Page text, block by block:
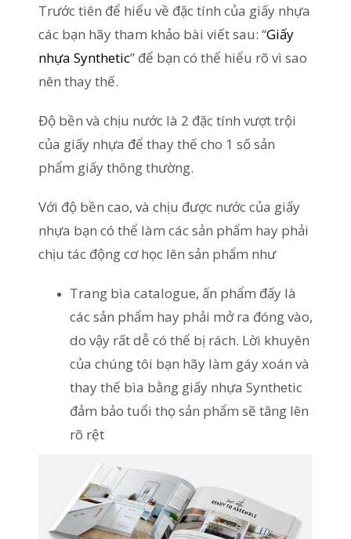
Trước tiên để hiểu về đặc tính của giấy nhựa
các bạn hãy tham khảo bài viết sau: “Giấy
nhựa Synthetic” để bạn có thể hiểu rõ vì sao
nên thay thế.
Độ bền và chịu nước là 2 đặc tính vượt trội
của giấy nhựa để thay thế cho 1 số sản
phẩm giấy thông thường.
Với độ bền cao, và chịu được nước của giấy
nhựa bạn có thể làm các sản phẩm hay phải
chịu tác động cơ học lên sản phẩm như
Trang bìa catalogue, ấn phẩm đấy là
các sản phẩm hay phải mở ra đóng vào,
do vậy rất dễ có thể bị rách. Lời khuyên
của chúng tôi bạn hãy làm gáy xoán và
thay thế bìa bằng giấy nhựa Synthetic
đảm bảo tuổi thọ sản phẩm sẽ tăng lên
rõ rệt